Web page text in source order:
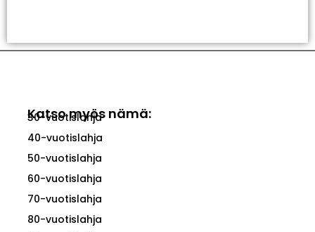
Katso myös nämä:
30-vuotislahja
40-vuotislahja
50-vuotislahja
60-vuotislahja
70-vuotislahja
80-vuotislahja